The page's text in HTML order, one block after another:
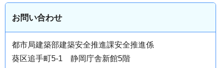
お問い合わせ
都市局建築部建築安全推進課安全推進係
葵区追手町5-1 静岡庁舎新館5階